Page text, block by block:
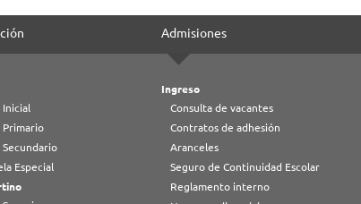
Inicial
Primario
Especial
Admisiones
Ingreso
Consulta de vacantes
Contratos de adhesión
Aranceles
Seguro de Continuidad Escolar
Reglamento interno